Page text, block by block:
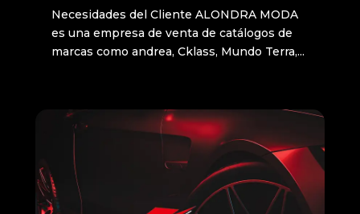
Necesidades del Cliente ALONDRA MODA
es una empresa de venta de catálogos de
marcas como andrea, Cklass, Mundo Terra,...